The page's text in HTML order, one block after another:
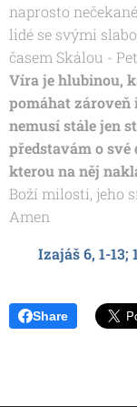
naprosto
lidé se svými
časem Skálou -
Víra je hlubinou,
pomáhat zároveň
nemusí stále jen
představám o své
kterou na něj
Boží milosti, jeho
Amen
Izajáš 6, 1-13;
Share